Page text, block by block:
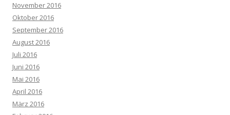
November 2016
Oktober 2016
September 2016
August 2016
Juli 2016
Juni 2016
Mai 2016
April 2016
März 2016